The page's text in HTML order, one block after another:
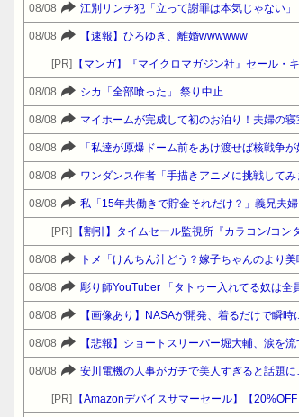
08/08 江別リンチ犯「立って謝罪は本気じゃない
08/08 【速報】ひろゆき、離婚wwwwww
[PR] 【マンガ】『マイクロマガジン社』セール・
08/08 シカ「全部喰った」 祭り中止
08/08
08/08
08/08 ワンダンス作者「手描きアニメに挑戦してみ
08/08
[PR] 【割引】タイムセール監視所『カラコン/コン
08/08
08/08 彫り師YouTuber 「タトゥー入れてる奴は全
08/08 【画像あり】NASAが開発、着るだけで瞬
08/08 【悲報】ショートスリーパー堀大輔、涙を流
08/08 安川電機の人事がガチで美人すぎると話題
[PR]